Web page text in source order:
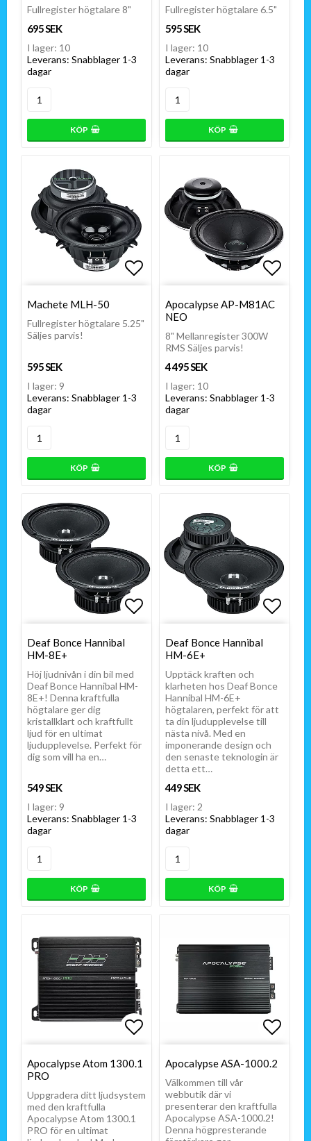
Fullregister högtalare 8"
695 SEK
I lager: 10
Leverans: Snabblager 1-3
dagar
KÖP
Fullregister högtalare 6.5"
595 SEK
I lager: 10
Leverans: Snabblager 1-3
dagar
KÖP
Machete MLH-50
Fullregister högtalare 5.25"
Säljes parvis!
595 SEK
I lager: 9
Leverans: Snabblager 1-3
dagar
KÖP
Apocalypse AP-M81AC
NEO
8" Mellanregister 300W
RMS Säljes parvis!
4 495 SEK
I lager: 10
Leverans: Snabblager 1-3
dagar
KÖP
Deaf Bonce Hannibal
HM-8E+
Höj ljudnivån i din bil med
Deaf Bonce Hannibal HM-
8E+! Denna kraftfulla
högtalare ger dig
kristallklart och kraftfullt
ljud för en ultimat
ljudupplevelse. Perfekt för
dig som vill ha en…
549 SEK
I lager: 9
Leverans: Snabblager 1-3
dagar
KÖP
Deaf Bonce Hannibal
HM-6E+
Upptäck kraften och
klarheten hos Deaf Bonce
Hannibal HM-6E+
högtalaren, perfekt för att
ta din ljudupplevelse till
nästa nivå. Med en
imponerande design och
den senaste teknologin är
detta ett…
449 SEK
I lager: 2
Leverans: Snabblager 1-3
dagar
KÖP
Lägg till i favoritlistan
Apocalypse Atom 1300.1
PRO
Uppgradera ditt ljudsystem
med den kraftfulla
Apocalypse Atom 1300.1
PRO för en ultimat
Lägg
Lägg
Apocalypse ASA-1000.2
Välkommen till vår
webbutik där vi
presenterar den kraftfulla
Apocalypse ASA-1000.2!
Denna högpresterande